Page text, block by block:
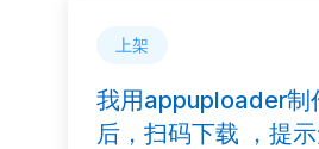
上架
我用appuploader制
后，扫码下载 ，提